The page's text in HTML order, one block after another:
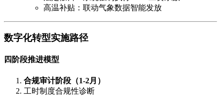
高温补贴：联动气象数据智能发放
数字化转型实施路径
四阶段推进模型
合规审计阶段（1-2月）
工时制度合规性诊断